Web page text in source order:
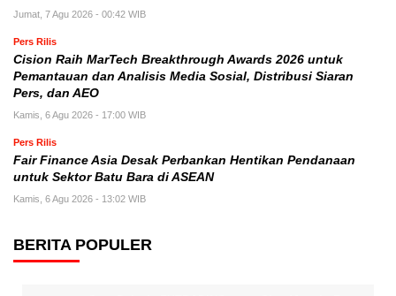
Jumat, 7 Agu 2026 - 00:42 WIB
Pers Rilis
Cision Raih MarTech Breakthrough Awards 2026 untuk
Pemantauan dan Analisis Media Sosial, Distribusi Siaran
Pers, dan AEO
Kamis, 6 Agu 2026 - 17:00 WIB
Pers Rilis
Fair Finance Asia Desak Perbankan Hentikan Pendanaan
untuk Sektor Batu Bara di ASEAN
Kamis, 6 Agu 2026 - 13:02 WIB
BERITA POPULER